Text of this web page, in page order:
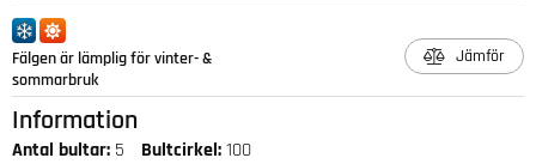
Fälgen är lämplig för vinter- &
sommarbruk
Jämför
Information
Antal bultar: 5 Bultcirkel:100